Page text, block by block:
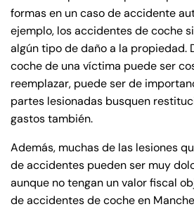
formas en un caso de accidente
ejemplo, los accidentes de coche
algún tipo de daño a la propiedad.
coche de una víctima puede ser
reemplazar, puede ser de
partes lesionadas busquen
gastos también.
Además, muchas de las lesiones
de accidentes pueden ser muy
aunque no tengan un valor fiscal
de accidentes de coche en
Thursday
Friday
Saturday
Sunday
Thursday
Friday
Saturday
Sunday